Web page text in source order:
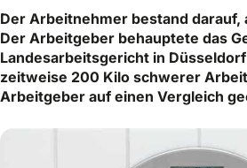
Der Arbeitnehmer bestand darauf,
Der Arbeitgeber behauptete das
Landesarbeitsgericht in
zeitweise 200 Kilo schwerer
Arbeitgeber auf einen Vergleich